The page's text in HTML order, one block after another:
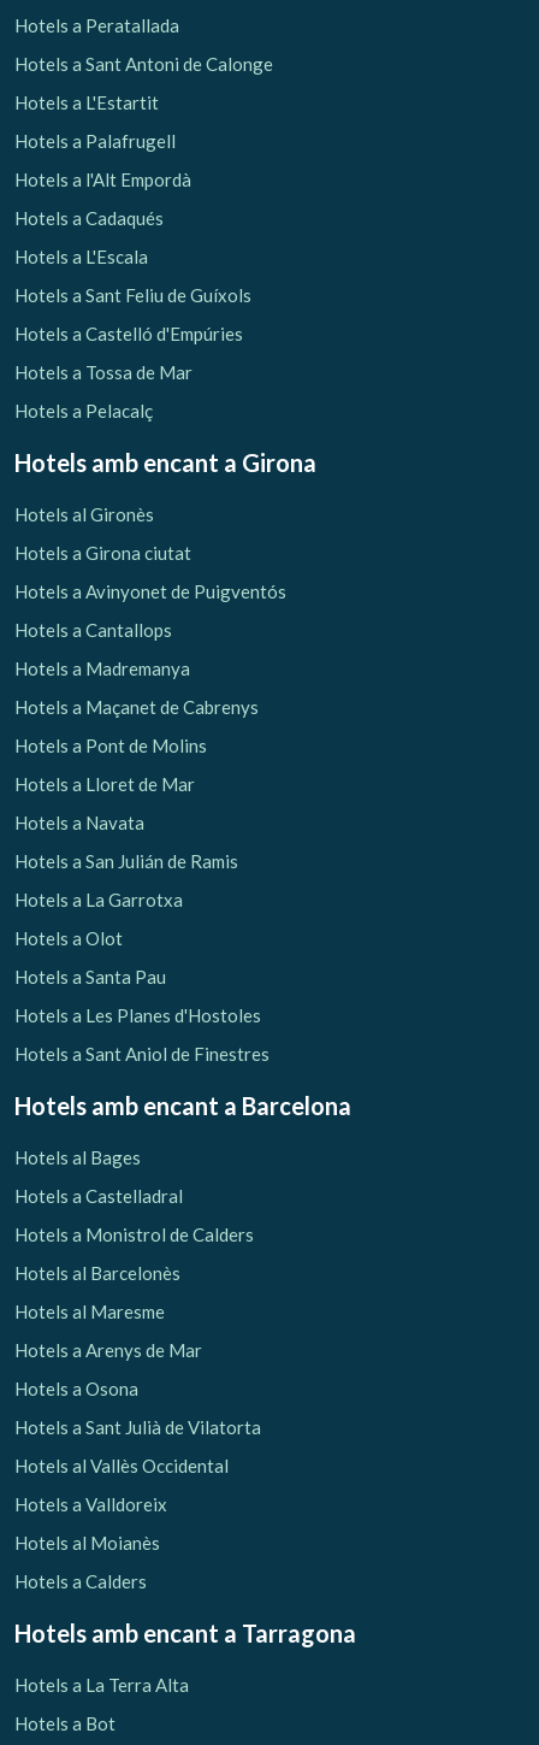
Hotels a Peratallada
Hotels a Sant Antoni de Calonge
Hotels a L'Estartit
Hotels a Palafrugell
Hotels a l'Alt Empordà
Hotels a Cadaqués
Hotels a L'Escala
Hotels a Sant Feliu de Guíxols
Hotels a Castelló d'Empúries
Hotels a Tossa de Mar
Hotels a Pelacalç
Hotels amb encant a Girona
Hotels al Gironès
Hotels a Girona ciutat
Hotels a Avinyonet de Puigventós
Hotels a Cantallops
Hotels a Madremanya
Hotels a Maçanet de Cabrenys
Hotels a Pont de Molins
Hotels a Lloret de Mar
Hotels a Navata
Hotels a San Julián de Ramis
Hotels a La Garrotxa
Hotels a Olot
Hotels a Santa Pau
Hotels a Les Planes d'Hostoles
Hotels a Sant Aniol de Finestres
Hotels amb encant a Barcelona
Hotels al Bages
Hotels a Castelladral
Hotels a Monistrol de Calders
Hotels al Barcelonès
Hotels al Maresme
Hotels a Arenys de Mar
Hotels a Osona
Hotels a Sant Julià de Vilatorta
Hotels al Vallès Occidental
Hotels a Valldoreix
Hotels al Moianès
Hotels a Calders
Hotels amb encant a Tarragona
Hotels a La Terra Alta
Hotels a Bot